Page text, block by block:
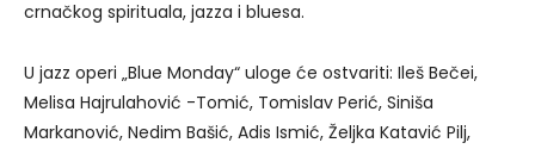
crnačkog spirituala, jazza i bluesa.
U jazz operi „Blue Monday“ uloge će ostvariti: Ileš Bečei,
Melisa Hajrulahović -Tomić, Tomislav Perić, Siniša
Markanović, Nedim Bašić, Adis Ismić, Željka Katavić Pilj,